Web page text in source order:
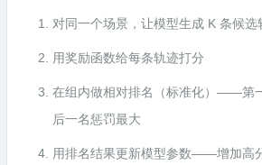
对同一个场景，让模型生成 K 条候选
用奖励函数给每条轨迹打分
在组内做相对排名（标准化）——第
后一名惩罚最大
用排名结果更新模型参数——增加高